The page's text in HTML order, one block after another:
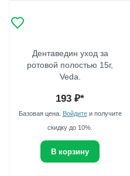
Дентаведин уход за
ротовой полостью 15г,
Veda.
193 ₽*
Базовая цена. Войдитеи получите
скидку до 10%.
В корзину